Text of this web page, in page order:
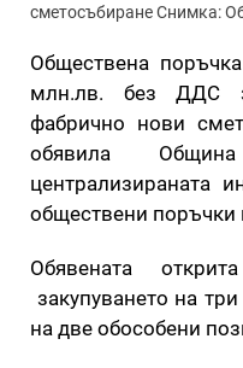
сметосъбиране Снимка:
Обществена
млн.лв. без ДДС
фабрично нови
обявила
централизираната
обществени поръчки
Обявената
закупуването на
на две обособени